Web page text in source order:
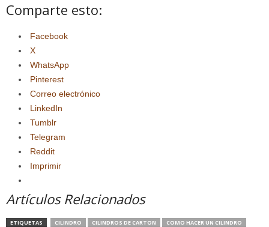
Comparte esto:
Facebook
X
WhatsApp
Pinterest
Correo electrónico
LinkedIn
Tumblr
Telegram
Reddit
Imprimir
Artículos Relacionados
ETIQUETAS CILINDRO CILINDROS DE CARTON COMO HACER UN CILINDRO